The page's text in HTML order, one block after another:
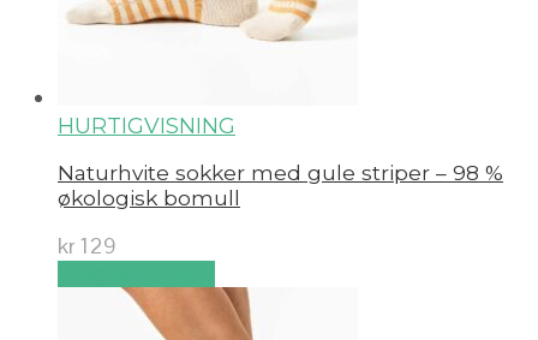
HURTIGVISNING
Naturhvite sokker med gule striper – 98 %
økologisk bomull
kr 129